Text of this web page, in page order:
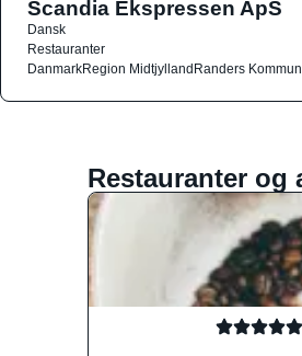
Scandia Ekspressen ApS
Dansk
Restauranter
DanmarkRegion MidtjyllandRanders
Restauranter og